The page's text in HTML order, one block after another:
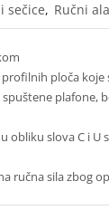
sečice, Ručni
ploča
plafone,
obliku slova C i U
ručna sila zbog